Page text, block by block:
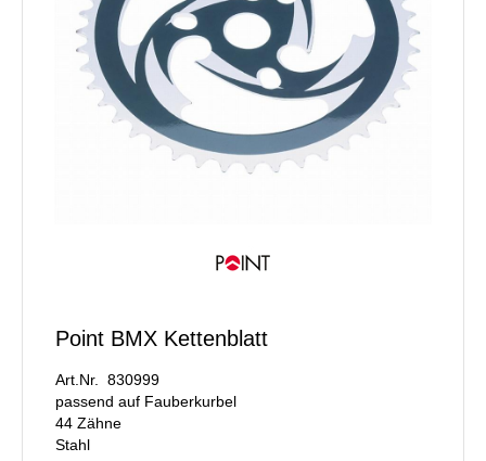
Point BMX Kettenblatt
Art.Nr. 830999
passend auf Fauberkurbel
44 Zähne
Stahl